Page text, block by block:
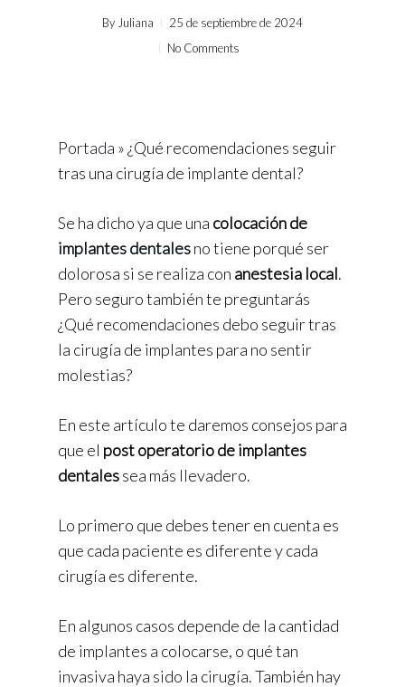
By Juliana
25 de septiembre de 2024
No Comments
Portada »¿Qué recomendaciones seguir
tras una cirugía de implante dental?
Se ha dicho ya que una colocación de
implantes dentalesno tiene porqué ser
dolorosa si se realiza con anestesia local.
Pero seguro también te preguntarás
¿Qué recomendaciones debo seguir tras
la cirugía de implantes para no sentir
molestias?
En este artículo te daremos consejos para
que el post operatorio de implantes
dentalessea más llevadero.
Lo primero que debes tener en cuenta es
que cada paciente es diferente y cada
cirugía es diferente.
En algunos casos depende de la cantidad
de implantes a colocarse, o qué tan
invasiva haya sido la cirugía. También hay